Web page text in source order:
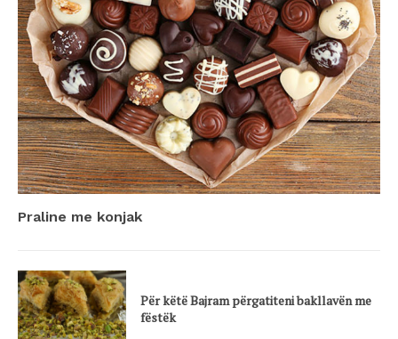
Praline me konjak
Për këtë Bajram përgatiteni bakllavën me
fëstëk